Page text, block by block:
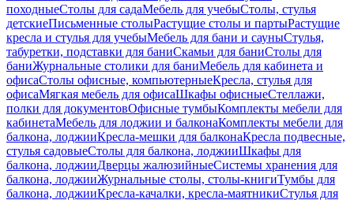
походныеСтолы для садаМебель для учебыСтолы, стулья
детскиеПисьменные столыРастущие столы и партыРастущие
кресла и стулья для учебыМебель для бани и сауныСтулья,
табуретки, подставки для баниСкамьи для баниСтолы для
баниЖурнальные столики для баниМебель для кабинета и
офисаСтолы офисные, компьютерныеКресла, стулья для
офисаМягкая мебель для офисаШкафы офисныеСтеллажи,
полки для документовОфисные тумбыКомплекты мебели для
кабинетаМебель для лоджии и балконаКомплекты мебели для
балкона, лоджииКресла-мешки для балконаКресла подвесные,
стулья садовыеСтолы для балкона, лоджииШкафы для
балкона, лоджииДверцы жалюзийныеСистемы хранения для
балкона, лоджииЖурнальные столы, столы-книгиТумбы для
балкона, лоджииКресла-качалки, кресла-маятникиСтулья для